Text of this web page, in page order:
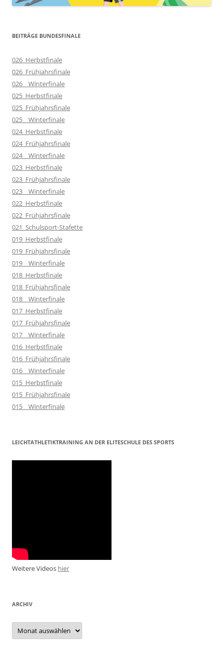
BEITRÄGE BUNDESFINALE
026_Herbstfinale
026_Frühjahrsfinale
026__Winterfinale
025_Herbstfinale
025_Frühjahrsfinale
025__Winterfinale
024_Herbstfinale
024_Frühjahrsfinale
024__Winterfinale
023_Herbstfinale
023_Frühjahrsfinale
023__Winterfinale
022_Herbstfinale
022_Frühjahrsfinale
021_Schulsport-Stafette
019_Herbstfinale
019_Frühjahrsfinale
019__Winterfinale
018_Herbstfinale
018_Frühjahrsfinale
018__Winterfinale
017_Herbstfinale
017_Frühjahrsfinale
017__Winterfinale
016_Herbstfinale
016_Frühjahrsfinale
016__Winterfinale
015_Herbstfinale
015_Frühjahrsfinale
015__Winterfinale
LEICHTATHLETIKTRAINING AN DER ELITESCHULE DES SPORTS
Weitere Videos hier
ARCHIV
Archiv